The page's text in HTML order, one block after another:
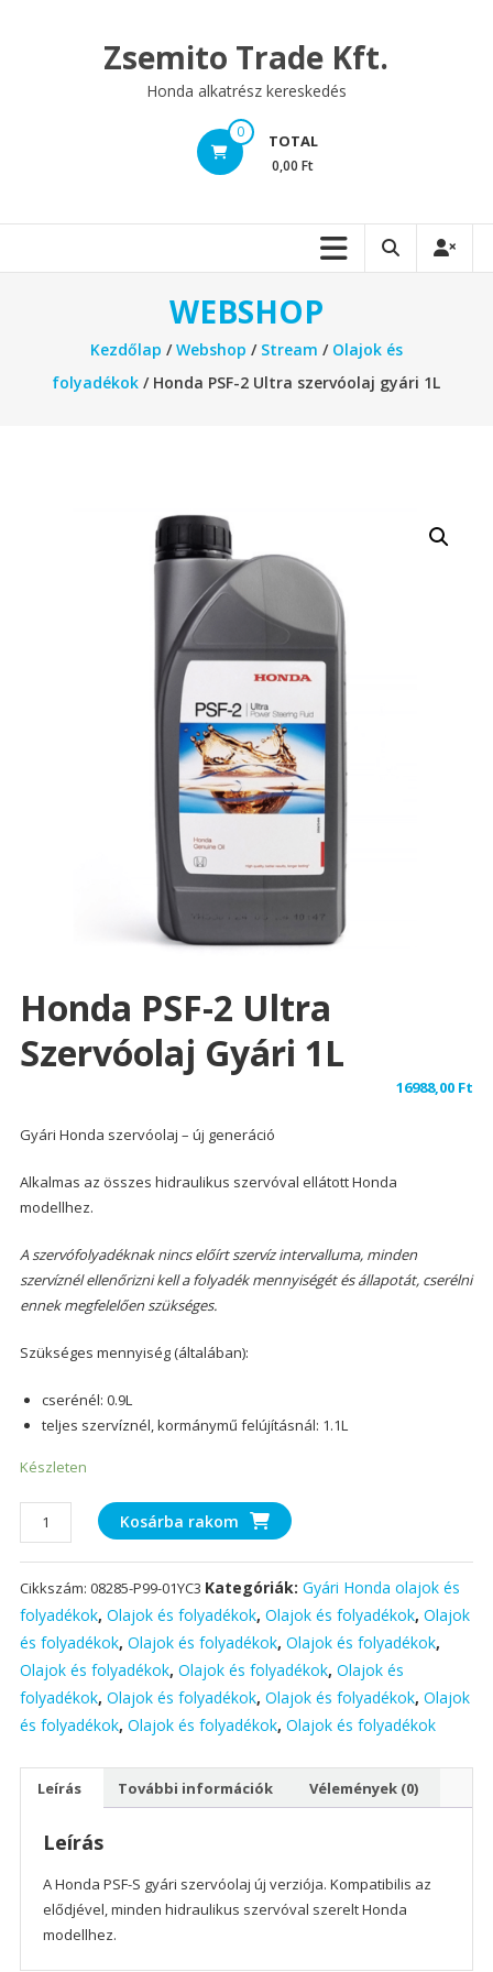
Zsemito Trade Kft.
Honda alkatrész kereskedés
0 TOTAL
0,00 Ft
WEBSHOP
Kezdőlap /Webshop / Stream / Olajok és
folyadékok / Honda PSF-2 Ultra szervóolaj gyári 1L
Honda PSF-2 Ultra
Szervóolaj Gyári 1L
16988,00 Ft
Gyári Honda szervóolaj – új generáció
Alkalmas az összes hidraulikus szervóval ellátott Honda
modellhez.
A szervófolyadéknak nincs előírt szervíz intervalluma, minden
szervíznél ellenőrizni kell a folyadék mennyiségét és állapotát, cserélni
ennek megfelelően szükséges.
Szükséges mennyiség (általában):
cserénél: 0.9L
teljes szervíznél, kormánymű felújításnál: 1.1L
Készleten
Honda
PSF-
2
Ultra
szervóolaj
gyári
1L
mennyiség
Kosárba rakom
Cikkszám: 08285-P99-01YC3 Kategóriák: Gyári Honda olajok és
folyadékok, Olajok és folyadékok, Olajok és folyadékok, Olajok
és folyadékok, Olajok és folyadékok, Olajok és folyadékok,
Olajok és folyadékok, Olajok és folyadékok, Olajok és
folyadékok, Olajok és folyadékok, Olajok és folyadékok, Olajok
és folyadékok, Olajok és folyadékok, Olajok és folyadékok
Leírás További információk Vélemények (0)
Leírás
A Honda PSF-S gyári szervóolaj új verziója. Kompatibilis az
elődjével, minden hidraulikus szervóval szerelt Honda
modellhez.